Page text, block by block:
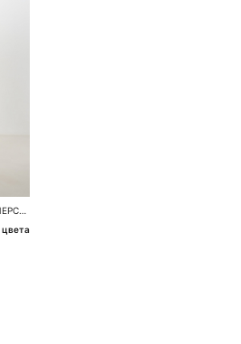
ТРИКОТАЖНЫЙ ДЖЕМПЕР ИЗ ШЕРСТИ С ДОБАВЛЕНИЕМ МОХЕРА
цвета